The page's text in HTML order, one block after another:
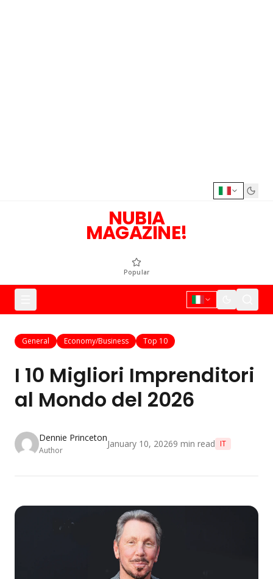
NUBIA
MAGAZINE!
Popular
General Economy/Business Top 10
I 10 Migliori Imprenditori
al Mondo del 2026
Dennie Princeton
Author
January 10, 20269 min read IT